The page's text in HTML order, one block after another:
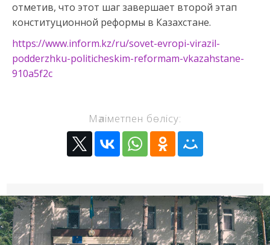
отметив, что этот шаг завершает второй этап
конституционной реформы в Казахстане.
https://www.inform.kz/ru/sovet-evropi-virazil-
podderzhku-politicheskim-reformam-vkazahstane-
910a5f2c
Мәліметпен бөлісу: